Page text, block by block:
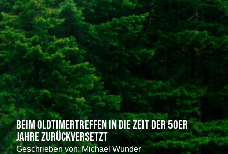
Beim Oldtimertreffen in die Zeit der 50er
Jahre zurückversetzt
Geschrieben von:Michael Wunder